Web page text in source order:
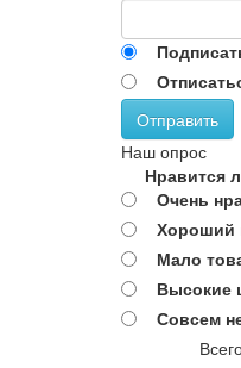
Отправить
Наш опрос
Нравится
Очень
Хороший
Мало
Высокие
Совсем